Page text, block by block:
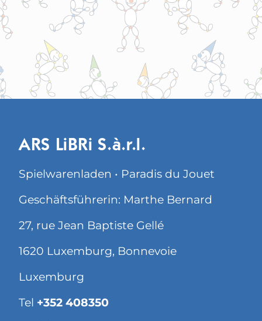
ARS LiBRi S.à.r.l.
Spielwarenladen • Paradis du Jouet
Geschäftsführerin: Marthe Bernard
27, rue Jean Baptiste Gellé
1620 Luxemburg, Bonnevoie
Luxemburg
Tel +352 408350